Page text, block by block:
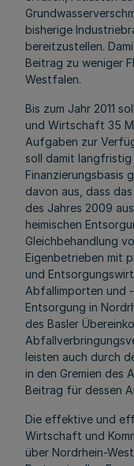
bisherige
bereitzustellen.
Beitrag zu weniger
Westfalen.
Bis zum Jahr 2011
und Wirtschaft 35
Aufgaben zur
soll damit langfristig
Finanzierungsbasis
davon aus, dass
des Jahres 2009
heimischen
Gleichbehandlung
Eigenbetrieben mit
und
Abfallimporten und
Entsorgung in
des Basler
leisten auch durch
in den Gremien des
Beitrag für dessen
Die effektive und
Wirtschaft und
über Nordrhein-